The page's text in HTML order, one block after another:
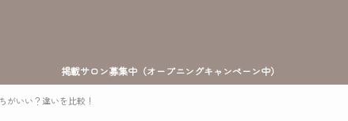
掲載サロン募集中（オープニングキャンペーン中）
がいい？違いを比較！